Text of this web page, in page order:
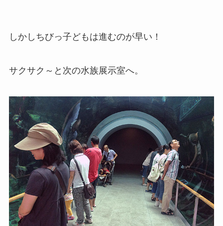
しかしちびっ子どもは進むのが早い！
サクサク～と次の水族展示室へ。